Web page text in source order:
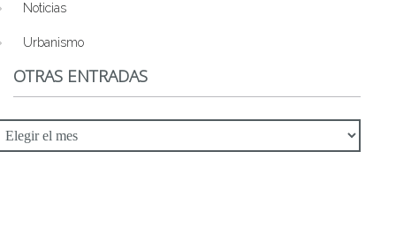
Noticias
Urbanismo
OTRAS ENTRADAS